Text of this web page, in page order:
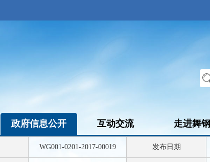
政府信息公开 互动交流 走进舞钢
WG001-0201-2017-00019 发布日期